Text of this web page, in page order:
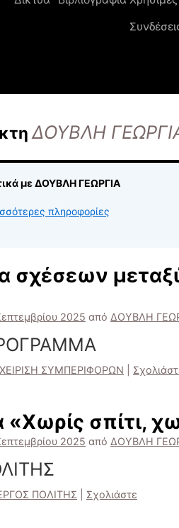
ΔΟΥΒΛΗ
με ΔΟΥΒΛΗ ΓΕΩΡΓΙΑ
πληροφορίες
σχέσεων
2025 από ΔΟΥΒΛΗ
ΣΥΜΠΕΡΙΦΟΡΩΝ
σπίτι,
2025 από ΔΟΥΒΛΗ
ΠΟΛΙΤΗΣ Σχολιάστε